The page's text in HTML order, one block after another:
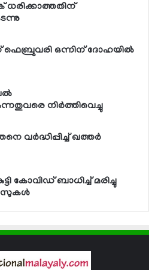
ഫെബ്രുവരി ഒന്നിന് ദോഹയില്‍
നിര്‍ത്തിവെച്ചു
വര്‍ദ്ധിപ്പിച്ച് ഖത്തര്‍
കോവിഡ് ബാധിച്ച് മരിച്ചു